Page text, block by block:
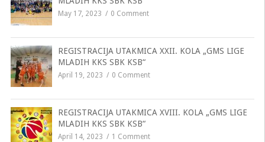
May 17, 2023 0 Comment
REGISTRACIJA UTAKMICA XXII. KOLA „GMS LIGE
MLADIH KKS SBK KSB“
April 19, 2023 0 Comment
REGISTRACIJA UTAKMICA XVIII. KOLA „GMS LIGE
MLADIH KKS SBK KSB“
April 14, 2023 1 Comment